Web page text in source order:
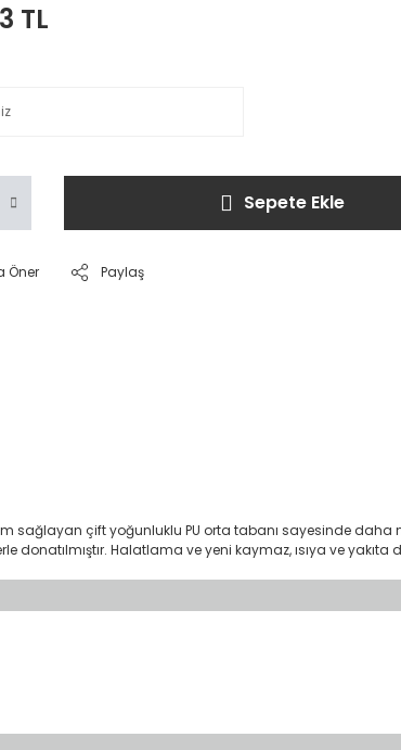
TL
Sepete Ekle
Öner Paylaş
sağlayan çift yoğunluklu PU orta tabanı sayesinde daha
Halatlama ve yeni kaymaz, ısıya ve yakıta